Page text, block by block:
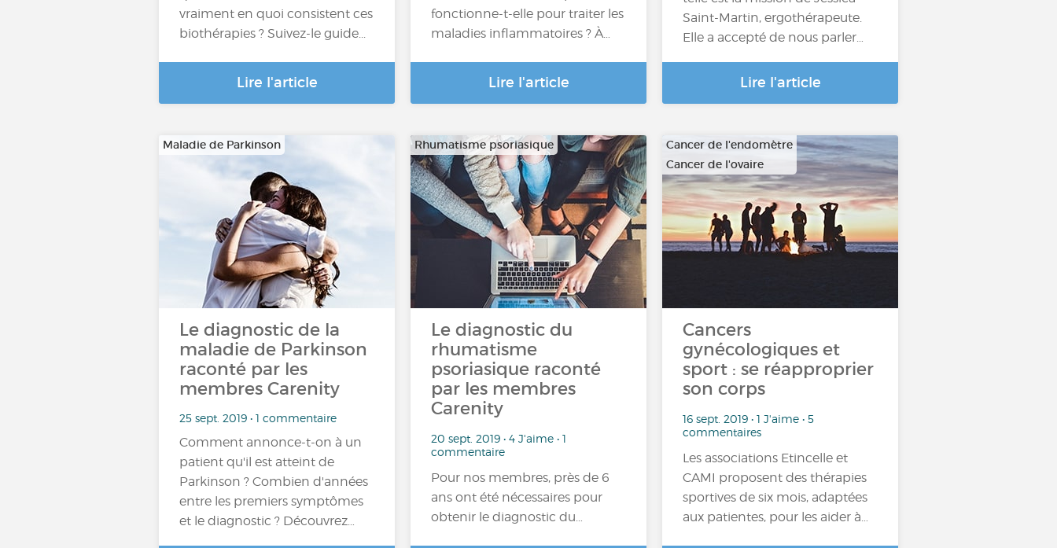
vraiment en quoi consistent ces
biothérapies ? Suivez-le guide...
Lire l'article
fonctionne-t-elle pour traiter les
maladies inflammatoires ? À…
Lire l'article
Saint-Martin, ergothérapeute.
Elle a accepté de nous parler…
Lire l'article
Maladie de Parkinson
Le diagnostic de la
maladie de Parkinson
raconté par les
membres Carenity
25 sept. 2019 • 1 commentaire
Comment annonce-t-on à un
patient qu'il est atteint de
Parkinson ? Combien d'années
entre les premiers symptômes
et le diagnostic ? Découvrez…
Rhumatisme psoriasique
Le diagnostic du
rhumatisme
psoriasique raconté
par les membres
Carenity
20 sept. 2019 • 4 J'aime • 1
commentaire
Pour nos membres, près de 6
ans ont été nécessaires pour
obtenir le diagnostic du…
Cancer de l'endomètre
Cancer de l'ovaire
…
Cancers
gynécologiques et
sport : se réapproprier
son corps
16 sept. 2019 • 1 J'aime • 5
commentaires
Les associations Etincelle et
CAMI proposent des thérapies
sportives de six mois, adaptées
aux patientes, pour les aider à…